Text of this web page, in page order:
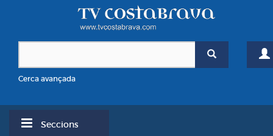
Cerca avançada
Seccions